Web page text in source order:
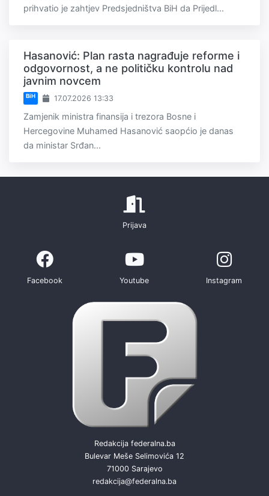
prihvatio je zahtjev Predsjedništva BiH da Prijedl...
Hasanović: Plan rasta nagrađuje reforme i
odgovornost, a ne političku kontrolu nad
javnim novcem
BiH 17.07.2026 13:33
Zamjenik ministra finansija i trezora Bosne i
Hercegovine Muhamed Hasanović saopćio je danas
da ministar Srđan...
Prijava
Facebook Youtube Instagram
Redakcija federalna.ba
Bulevar Meše Selimovića 12
71000 Sarajevo
redakcija@federalna.ba